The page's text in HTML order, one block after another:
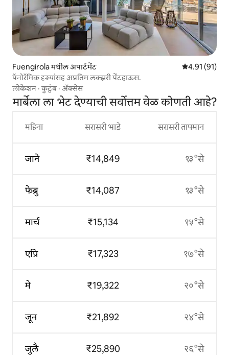
Fuengirola मधील अपार्टमेंट 5 पैकी 4.91
4.91 (91)
पॅनोरॅमिक दृश्यांसह अप्रतिम लक्झरी पेंटहाऊस.
लोकेशन ·कुटुंब· ॲक्सेस
मार्बेला ला भेट देण्याची सर्वोत्तम वेळ कोणती आहे?
महिना
जाने
फेब्रु
मार्च
एप्रि
मे
जून
जुलै
सरासरी भाडे
₹14,849
₹14,087
₹15,134
₹17,323
₹19,322
₹21,892
₹25,890
सरासरी तापमान
१३°से
१३°से
१५°से
१७°से
२०°से
२४°से
२६°से